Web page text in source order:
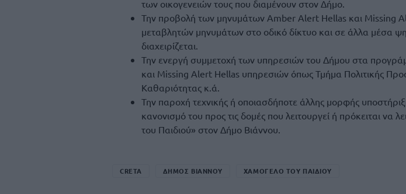
των οικογενειών τους που διαμένουν στον Δήμο.
Την προβολή των μηνυμάτων Amber Alert Hellas και Missing
μεταβλητών μηνυμάτων στο οδικό δίκτυο και σε άλλα μέσα
διαχειρίζεται.
Την ενεργή συμμετοχή των υπηρεσιών του Δήμου στα
και Missing Alert Hellas υπηρεσιών όπως Τμήμα Πολιτικής
Καθαριότητας κ.ά.
Την παροχή τεχνικής ή οποιασδήποτε άλλης μορφής
κανονισμό του προς τις δομές που λειτουργεί ή πρόκειται να
του Παιδιού» στον Δήμο Βιάννου.
CRETA ΔΗΜΟΣ ΒΙΑΝΝΟΥ ΧΑΜΟΓΕΛΟ ΤΟΥ ΠΑΙΔΙΟΥ